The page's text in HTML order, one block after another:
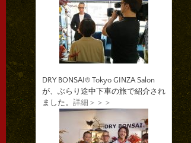
DRY BONSAI® Tokyo GINZA Salon
が、ぶらり途中下車の旅で紹介され
ました。 詳細＞＞＞